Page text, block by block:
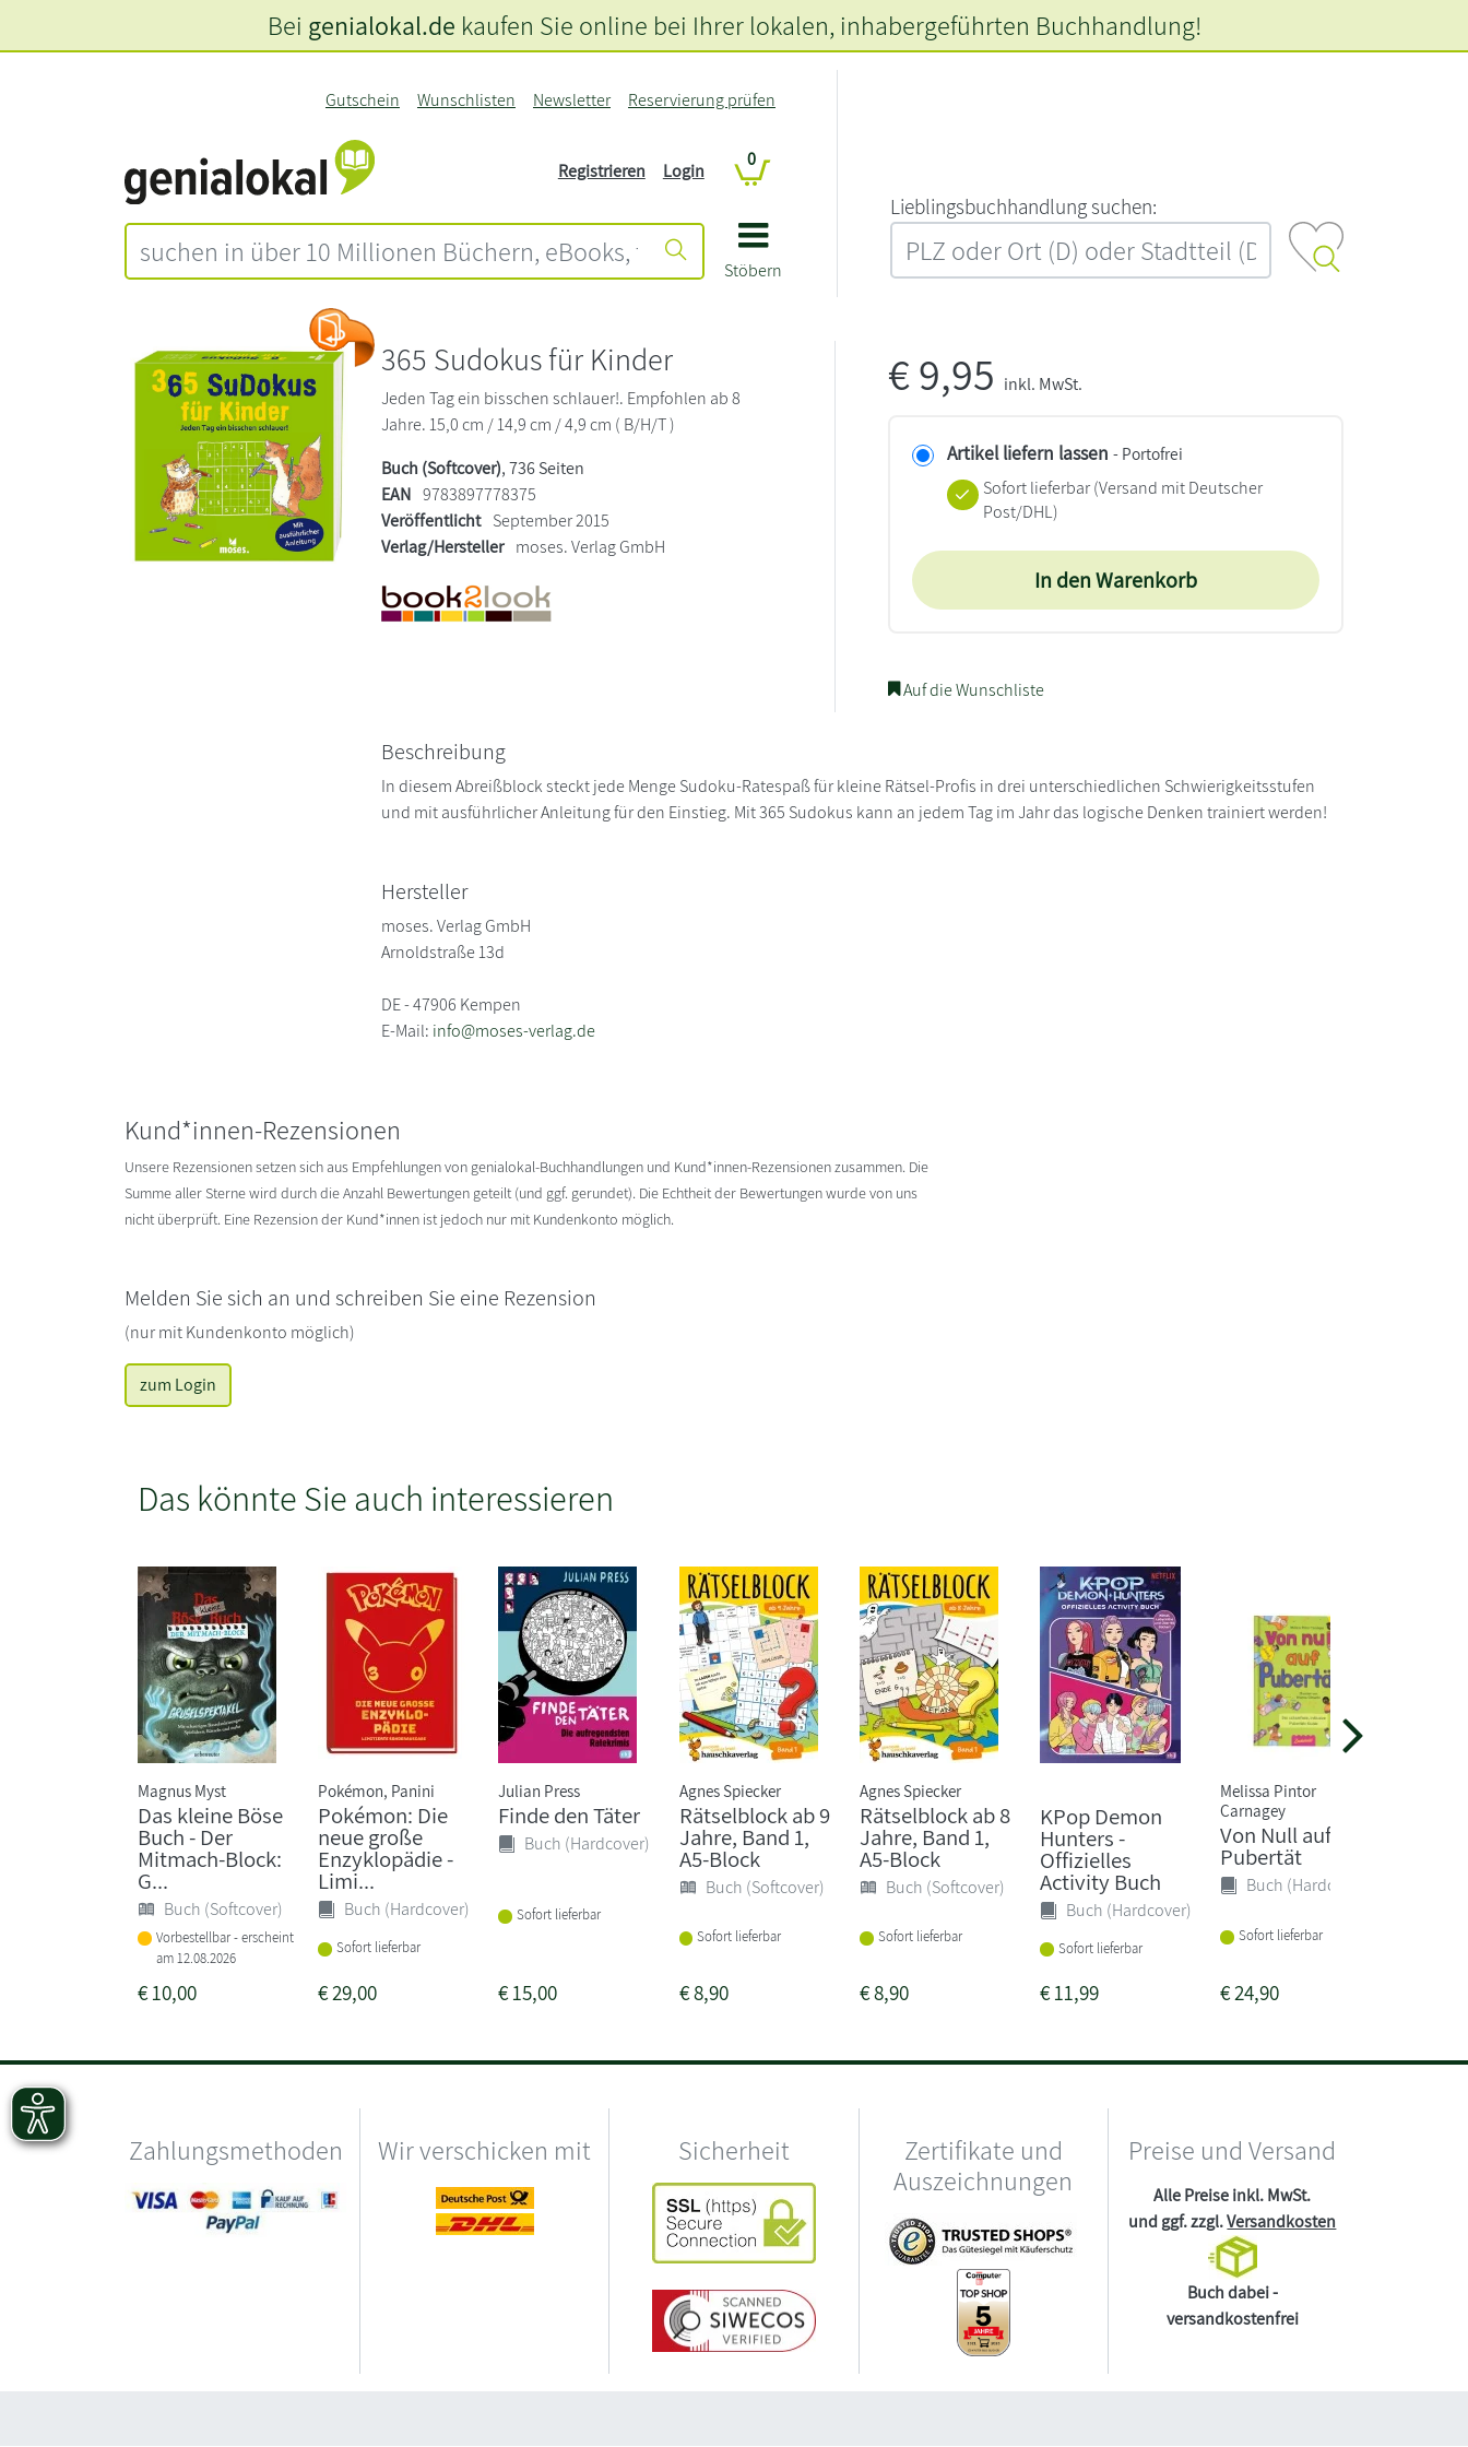
Stöbern
Gutschein Wunschlisten Newsletter Reservierung prüfen
Registrieren Login
0
L‍i‍e‍b‍l‍i‍n‍g‍s‍b‍u‍c‍h‍h‍a‍n‍d‍l‍u‍n‍g‍ ‍s‍u‍c‍h‍e‍n‍:‍
Bei genialokal.de kaufen Sie online bei Ihrer lokalen, inhabergeführten Buchhandlung!
365 Sudokus für Kinder
Jeden Tag ein bisschen schlauer!. Empfohlen ab 8
Jahre. 15,0 cm / 14,9 cm / 4,9 cm ( B/H/T )
Buch (Softcover), 736 Seiten
EAN 9783897778375
Veröffentlicht September 2015
Verlag/Hersteller moses. Verlag GmbH
€9,95 inkl. MwSt.
Artikel liefern lassen - Portofrei
Sofort lieferbar(Versand mit Deutscher
Post/DHL)
In den Warenkorb
Auf die Wunschliste
Beschreibung
In diesem Abreißblock steckt jede Menge Sudoku-Ratespaß für kleine Rätsel-Profis in drei unterschiedlichen Schwierigkeitsstufen
und mit ausführlicher Anleitung für den Einstieg. Mit 365 Sudokus kann an jedem Tag im Jahr das logische Denken trainiert werden!
Hersteller
moses. Verlag GmbH
Arnoldstraße 13d
DE - 47906 Kempen
E-Mail: info@moses-verlag.de
Kund*innen-Rezensionen
Unsere Rezensionen setzen sich aus Empfehlungen von genialokal-Buchhandlungen und Kund*innen-Rezensionen zusammen. Die
Summe aller Sterne wird durch die Anzahl Bewertungen geteilt (und ggf. gerundet). Die Echtheit der Bewertungen wurde von uns
nicht überprüft. Eine Rezension der Kund*innen ist jedoch nur mit Kundenkonto möglich.
Melden Sie sich an und schreiben Sie eine Rezension
(nur mit Kundenkonto möglich)
zum Login
Das könnte Sie auch interessieren
Magnus Myst
Das kleine Böse
Buch - Der
Mitmach-Block:
G...
Buch (Softcover)
Vorbestellbar - erscheint
am 12.08.2026
€10,00
Pokémon, Panini
Pokémon: Die
neue große
Enzyklopädie -
Limi...
Buch (Hardcover)
Sofort lieferbar
€29,00
Julian Press
Finde den Täter
Buch (Hardcover)
Sofort lieferbar
€15,00
Agnes Spiecker
Rätselblock ab 9
Jahre, Band 1,
A5-Block
Buch (Softcover)
Sofort lieferbar
€8,90
Agnes Spiecker
Rätselblock ab 8
Jahre, Band 1,
A5-Block
Buch (Softcover)
Sofort lieferbar
€8,90
KPop Demon
Hunters -
Offizielles
Activity Buch
Buch (Hardcover)
Sofort lieferbar
€11,99
Melissa Pintor
Carnagey
Von Null auf
Pubertät
Buch (Hardcover)
Sofort lieferbar
€24,90
Zahlungsmethoden Wir verschicken mit Sicherheit
Zertifikate und
Auszeichnungen
Preise und Versand
Alle Preise inkl. MwSt.
und ggf. zzgl.Versandkosten
Buch dabei -
versandkostenfrei